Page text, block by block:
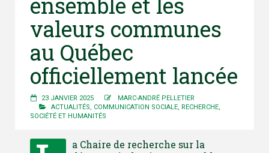
valeurs communes
au Québec
officiellement lancée
23 JANVIER 2025
MARC-ANDRÉ PELLETIER
ACTUALITÉS
COMMUNICATION SOCIALE RECHERCHE
SOCIÉTÉ ET HUMANITÉS
a Chaire de recherche sur la